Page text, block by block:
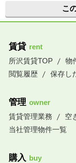
こ
賃貸 rent
所沢賃貸TOP
物
閲覧履歴
保存し
管理 owner
賃貸管理業務
空
当社管理物件一覧
購入 buy